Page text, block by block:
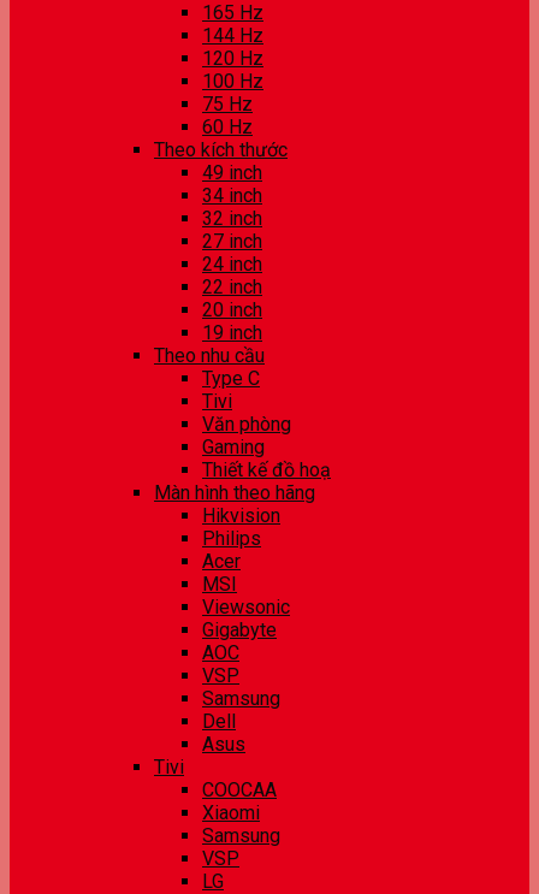
165 Hz
144 Hz
120 Hz
100 Hz
75 Hz
60 Hz
Theo kích thước
49 inch
34 inch
32 inch
27 inch
24 inch
22 inch
20 inch
19 inch
Theo nhu cầu
Type C
Tivi
Văn phòng
Gaming
Thiết kế đồ hoạ
Màn hình theo hãng
Hikvision
Philips
Acer
MSI
Viewsonic
Gigabyte
AOC
VSP
Samsung
Dell
Asus
Tivi
COOCAA
Xiaomi
Samsung
VSP
LG